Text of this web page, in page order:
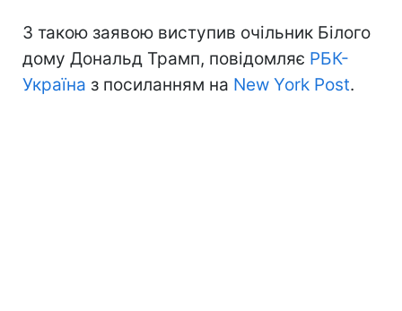
З такою заявою виступив очільник Білого
дому Дональд Трамп, повідомляє РБК-
Україна з посиланням на New York Post.